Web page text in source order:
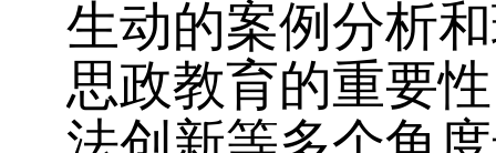
生动的案例分析
思政教育的重要